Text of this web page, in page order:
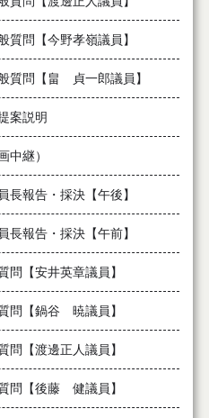
問【今野孝嶺議員】
質問【畠 貞一郎議員】
案説明
中継）
報告・採決【午後】
報告・採決【午前】
【安井英章議員】
問【鍋谷 暁議員】
【渡邊正人議員】
問【後藤 健議員】